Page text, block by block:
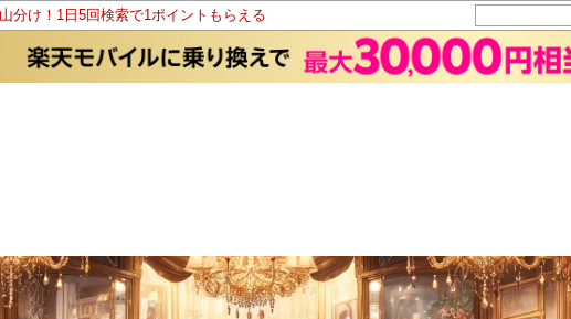
分け！1日5回検索で1ポイントもらえる